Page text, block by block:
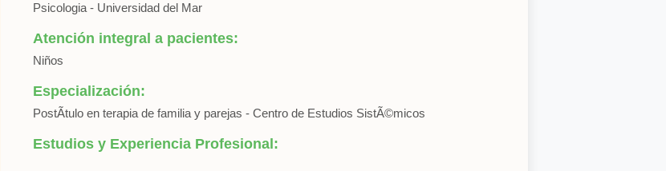
Psicologia - Universidad del Mar
Atención integral a pacientes:
Niños
Especialización:
PostÃ­tulo en terapia de familia y parejas - Centro de Estudios SistÃ©micos
Estudios y Experiencia Profesional: